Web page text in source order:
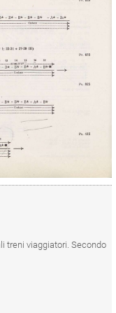
treni viaggiatori. Secondo